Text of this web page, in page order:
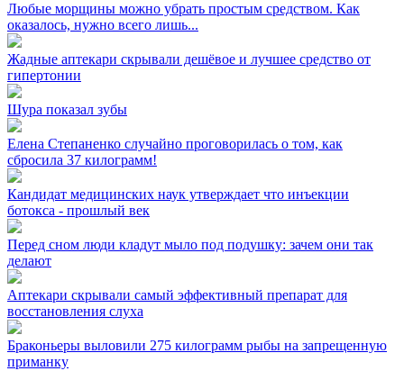
Любые морщины можно убрать простым средством. Как
оказалось, нужно всего лишь...
Жадные аптекари скрывали дешёвое и лучшее средство от
гипертонии
Шура показал зубы
Елена Степаненко случайно проговорилась о том, как
сбросила 37 килограмм!
Кандидат медицинских наук утверждает что инъекции
ботокса - прошлый век
Перед сном люди кладут мыло под подушку: зачем они так
делают
Аптекари скрывали самый эффективный препарат для
восстановления слуха
Браконьеры выловили 275 килограмм рыбы на запрещенную
приманку